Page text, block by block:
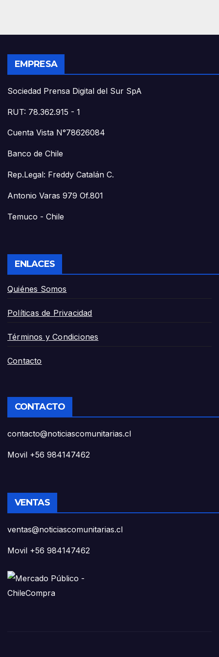
EMPRESA
Sociedad Prensa Digital del Sur SpA
RUT: 78.362.915 - 1
Cuenta Vista N°78626084
Banco de Chile
Rep.Legal: Freddy Catalán C.
Antonio Varas 979 Of.801
Temuco - Chile
ENLACES
Quiénes Somos
Políticas de Privacidad
Términos y Condiciones
Contacto
CONTACTO
contacto@noticiascomunitarias.cl
Movil +56 984147462
VENTAS
ventas@noticiascomunitarias.cl
Movil +56 984147462